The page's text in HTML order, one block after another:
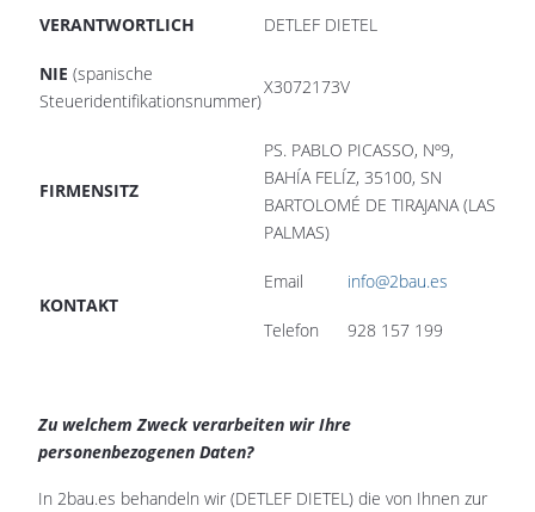
VERANTWORTLICH DETLEF DIETEL
NIE (spanische
Steueridentifikationsnummer)
X3072173V
FIRMENSITZ
PS. PABLO PICASSO, Nº9,
BAHÍA FELÍZ, 35100, SN
BARTOLOMÉ DE TIRAJANA (LAS
PALMAS)
KONTAKT
Email info@2bau.es
Telefon 928 157 199
Zu welchem Zweck verarbeiten wir Ihre
personenbezogenen Daten?
In 2bau.es behandeln wir (DETLEF DIETEL) die von Ihnen zur